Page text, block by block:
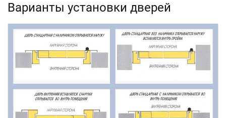
Варианты установки дверей